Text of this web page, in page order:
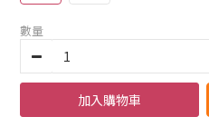
數量
加入購物車